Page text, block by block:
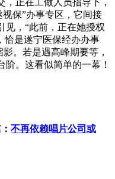
视保”办事专区，它间接
见，“此前，正在她授权
恰是遂宁医保经办办事
。若是遇高峰期要等，
。这看似简单的一幕！
不再依赖唱片公司或